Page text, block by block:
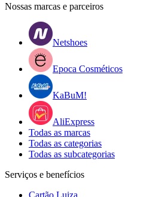
Nossas marcas e parceiros
Netshoes
Epoca Cosméticos
KaBuM!
AliExpress
Todas as marcas
Todas as categorias
Todas as subcategorias
Serviços e benefícios
Cartão Luiza